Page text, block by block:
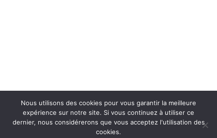
Nous utilisons des cookies pour vous garantir la meilleure
expérience sur notre site. Si vous continuez à utiliser ce
dernier, nous considérerons que vous acceptez l'utilisation des
cookies.